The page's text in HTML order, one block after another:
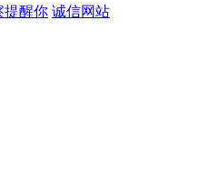
提醒你 诚信网站